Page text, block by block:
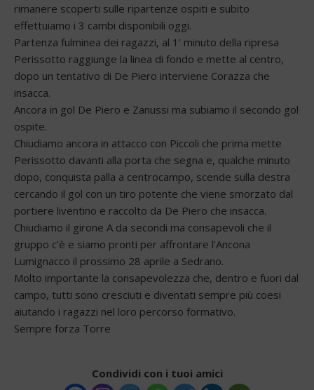
rimanere scoperti sulle ripartenze ospiti e subito
effettuiamo i 3 cambi disponibili oggi.
Partenza fulminea dei ragazzi, al 1’ minuto della ripresa
Perissotto raggiunge la linea di fondo e mette al centro,
dopo un tentativo di De Piero interviene Corazza che
insacca.
Ancora in gol De Piero e Zanussi ma subiamo il secondo gol
ospite.
Chiudiamo ancora in attacco con Piccoli che prima mette
Perissotto davanti alla porta che segna e, qualche minuto
dopo, conquista palla a centrocampo, scende sulla destra
cercando il gol con un tiro potente che viene smorzato dal
portiere liventino e raccolto da De Piero che insacca.
Chiudiamo il girone A da secondi ma consapevoli che il
gruppo c’è e siamo pronti per affrontare l’Ancona
Lumignacco il prossimo 28 aprile a Sedrano.
Molto importante la consapevolezza che, dentro e fuori dal
campo, tutti sono cresciuti e diventati sempre più coesi
aiutando i ragazzi nel loro percorso formativo.
Sempre forza Torre
Condividi con i tuoi amici